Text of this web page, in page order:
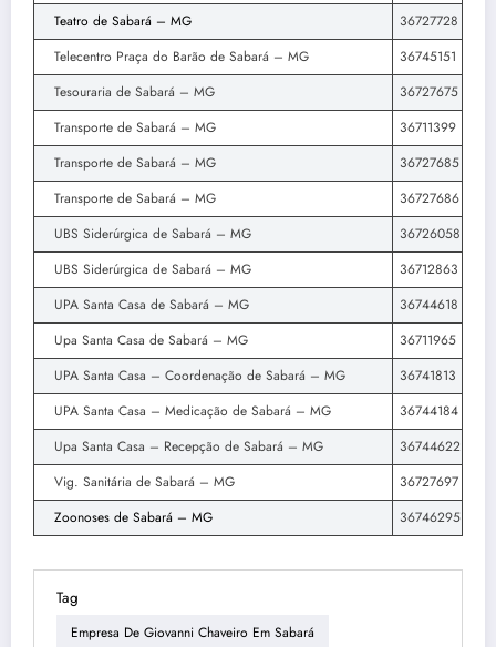
Teatro de Sabará – MG
36727728
Telecentro Praça do Barão de Sabará – MG
36745151
Tesouraria de Sabará – MG
36727675
Transporte de Sabará – MG
36711399
Transporte de Sabará – MG
36727685
Transporte de Sabará – MG
36727686
UBS Siderúrgica de Sabará – MG
36726058
UBS Siderúrgica de Sabará – MG
36712863
UPA Santa Casa de Sabará – MG
36744618
Upa Santa Casa de Sabará – MG
36711965
UPA Santa Casa – Coordenação de Sabará – MG
36741813
UPA Santa Casa – Medicação de Sabará – MG
36744184
Upa Santa Casa – Recepção de Sabará – MG
36744622
Vig. Sanitária de Sabará – MG
36727697
Zoonoses de Sabará – MG
36746295
Tag
Empresa De Giovanni Chaveiro Em Sabará